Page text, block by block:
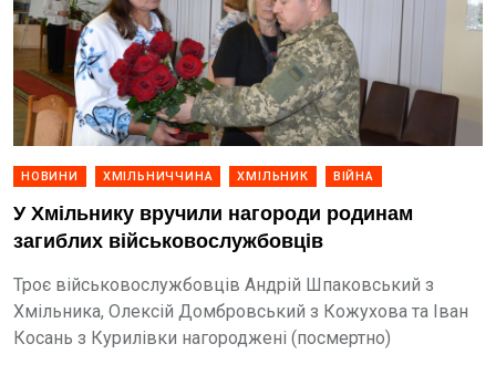
НОВИНИ ХМІЛЬНИЧЧИНА ХМІЛЬНИК ВІЙНА
У Хмільнику вручили нагороди родинам
загиблих військовослужбовців
Троє військовослужбовців Андрій Шпаковський з
Хмільника, Олексій Домбровський з Кожухова та Іван
Косань з Курилівки нагороджені (посмертно)